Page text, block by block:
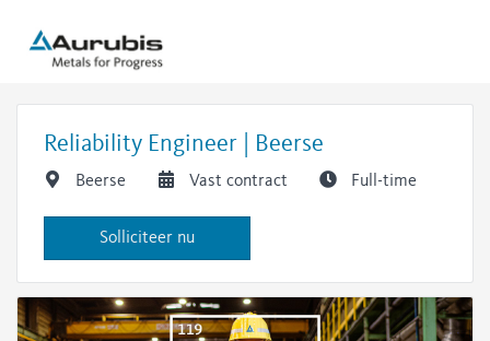
Reliability Engineer | Beerse
Beerse Vast contract Full-time
Solliciteer nu